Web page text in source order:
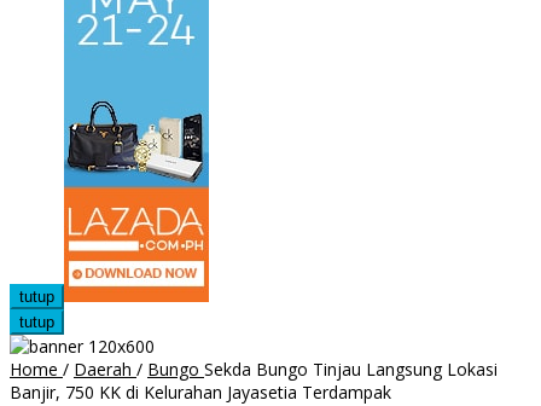
tutup
tutup
Home / Daerah / Bungo Sekda Bungo Tinjau Langsung Lokasi
Banjir, 750 KK di Kelurahan Jayasetia Terdampak